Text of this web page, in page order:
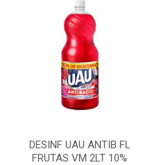
DESINF UAU ANTIB FL
FRUTAS VM 2LT 10%